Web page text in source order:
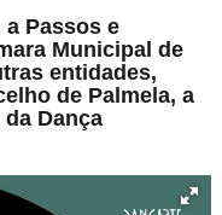
Passos e
Municipal de
entidades,
de Palmela, a
Dança